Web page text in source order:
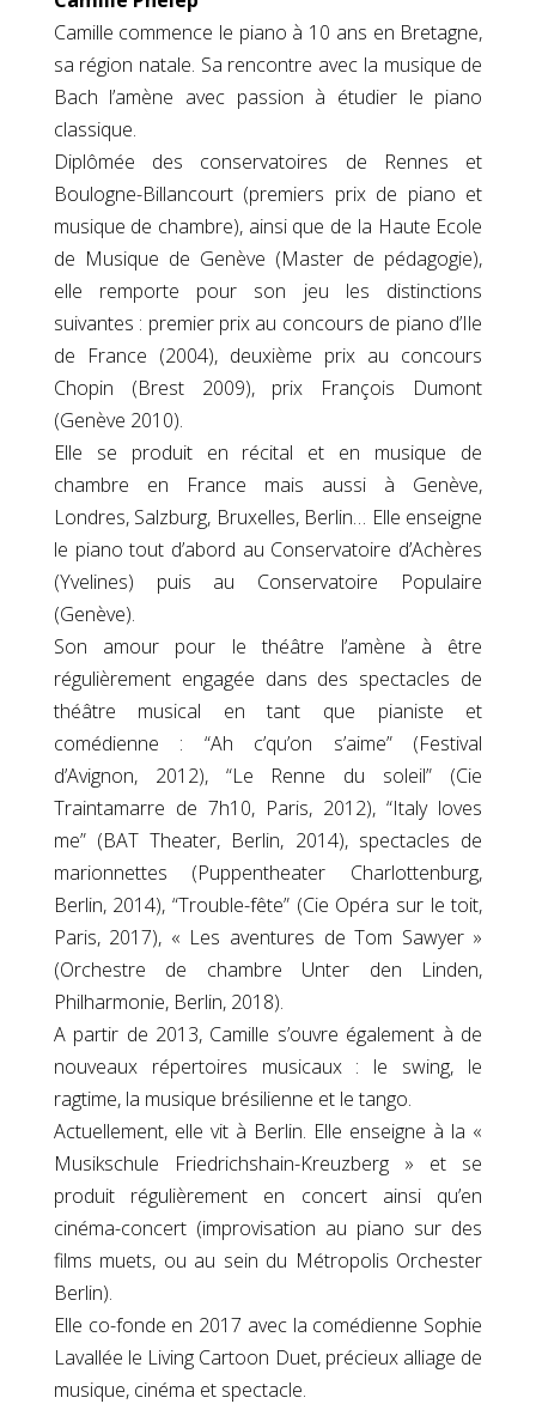
Camille commence le piano à 10 ans en Bretagne,
sa région natale. Sa rencontre avec la musique de
Bach l’amène avec passion à étudier le piano
classique.
Diplômée des conservatoires de Rennes et
Boulogne-Billancourt (premiers prix de piano et
musique de chambre), ainsi que de la Haute Ecole
de Musique de Genève (Master de pédagogie),
elle remporte pour son jeu les distinctions
suivantes : premier prix au concours de piano d’Ile
de France (2004), deuxième prix au concours
Chopin (Brest 2009), prix François Dumont
(Genève 2010).
Elle se produit en récital et en musique de
chambre en France mais aussi à Genève,
Londres, Salzburg, Bruxelles, Berlin… Elle enseigne
le piano tout d’abord au Conservatoire d’Achères
(Yvelines) puis au Conservatoire Populaire
(Genève).
Son amour pour le théâtre l’amène à être
régulièrement engagée dans des spectacles de
théâtre musical en tant que pianiste et
comédienne : “Ah c’qu’on s’aime” (Festival
d’Avignon, 2012), “Le Renne du soleil” (Cie
Traintamarre de 7h10, Paris, 2012), “Italy loves
me” (BAT Theater, Berlin, 2014), spectacles de
marionnettes (Puppentheater Charlottenburg,
Berlin, 2014), “Trouble-fête” (Cie Opéra sur le toit,
Paris, 2017), « Les aventures de Tom Sawyer »
(Orchestre de chambre Unter den Linden,
Philharmonie, Berlin, 2018).
A partir de 2013, Camille s’ouvre également à de
nouveaux répertoires musicaux : le swing, le
ragtime, la musique brésilienne et le tango.
Actuellement, elle vit à Berlin. Elle enseigne à la «
Musikschule Friedrichshain-Kreuzberg » et se
produit régulièrement en concert ainsi qu’en
cinéma-concert (improvisation au piano sur des
films muets, ou au sein du Métropolis Orchester
Berlin).
Elle co-fonde en 2017 avec la comédienne Sophie
Lavallée le Living Cartoon Duet, précieux alliage de
musique, cinéma et spectacle.